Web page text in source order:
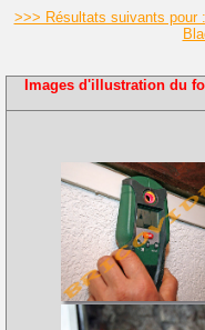
>>> Résultats suivants pour
Images d'illustration du